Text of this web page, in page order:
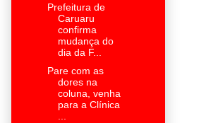
Prefeitura de
Caruaru
confirma
mudança do
dia da F...
Pare com as
dores na
coluna, venha
para a Clínica
...